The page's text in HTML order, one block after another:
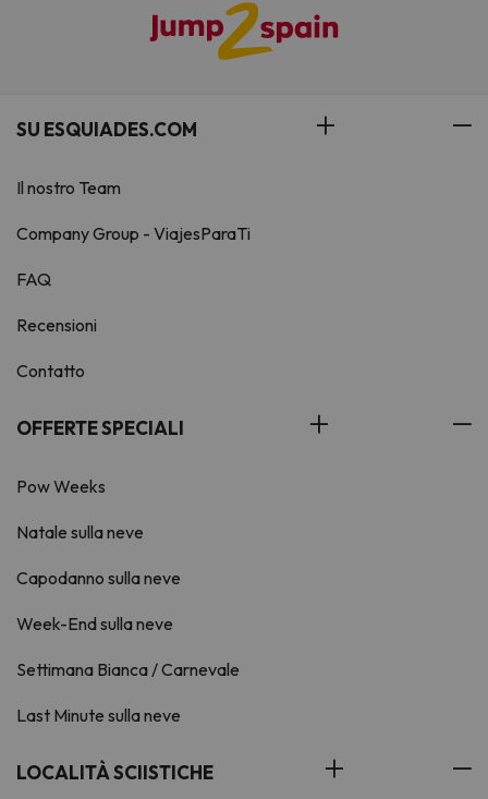
SU ESQUIADES.COM
Il nostro Team
Company Group - ViajesParaTi
FAQ
Recensioni
Contatto
OFFERTE SPECIALI
Pow Weeks
Natale sulla neve
Capodanno sulla neve
Week-End sulla neve
Settimana Bianca / Carnevale
Last Minute sulla neve
LOCALITÀ SCIISTICHE